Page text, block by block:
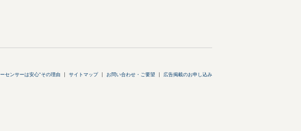
センサーは安心"その理由 サイトマップ お問い合わせ・ご要望 広告掲載のお申し込み